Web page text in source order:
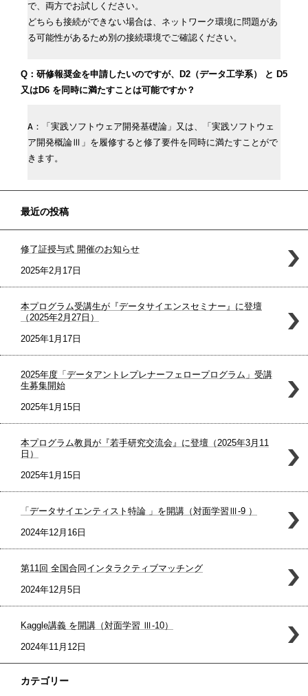
で、両方でお試しください。
どちらも接続ができない場合は、ネットワーク環境に問題があ
る可能性があるため別の接続環境でご確認ください。
Q：研修報奨金を申請したいのですが、D2（データ工学系） と D5
又はD6 を同時に満たすことは可能ですか？
A：「実践ソフトウェア開発基礎論」又は、「実践ソフトウェ
ア開発概論Ⅲ」を履修すると修了要件を同時に満たすことがで
きます。
最近の投稿
修了証授与式 開催のお知らせ
2025年2月17日
本プログラム受講生が『データサイエンスセミナー』に登壇
（2025年2月27日）
2025年1月17日
2025年度「データアントレプレナーフェロープログラム」受講
生募集開始
2025年1月15日
本プログラム教員が『若手研究交流会』に登壇（2025年3月11
日）
2025年1月15日
「データサイエンティスト特論 」を開講（対面学習Ⅲ-9 ）
2024年12月16日
第11回 全国合同インタラクティブマッチング
2024年12月5日
Kaggle講義 を開講（対面学習 Ⅲ-10）
2024年11月12日
カテゴリー